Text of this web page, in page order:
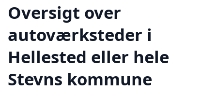
Oversigt over
autoværksteder i
Hellested eller hele
Stevns kommune